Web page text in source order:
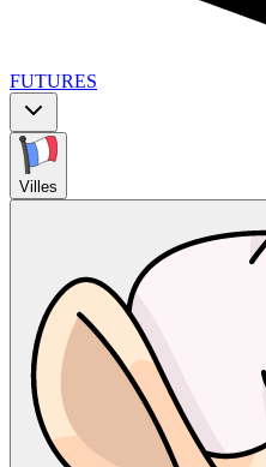
FUTURES
Villes